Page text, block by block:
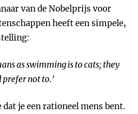
van de Nobelprijs voor
heeft een simpele,
as swimming is to cats; they
prefer not to.’
je een rationeel mens bent.